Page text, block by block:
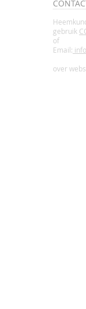
gebruik
of
Email:
over